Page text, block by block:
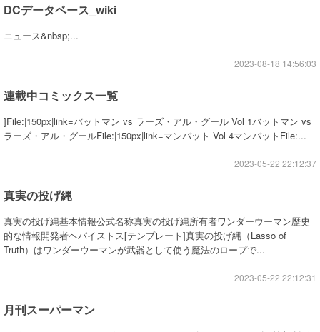
DCデータベース_wiki
ニュース&nbsp;...
2023-08-18 14:56:03
連載中コミックス一覧
]File:|150px|link=バットマン vs ラーズ・アル・グール Vol 1バットマン vs
ラーズ・アル・グールFile:|150px|link=マンバット Vol 4マンバットFile:...
2023-05-22 22:12:37
真実の投げ縄
真実の投げ縄基本情報公式名称真実の投げ縄所有者ワンダーウーマン歴史
的な情報開発者ヘパイストス[テンプレート]真実の投げ縄（Lasso of
Truth）はワンダーウーマンが武器として使う魔法のロープで...
2023-05-22 22:12:31
月刊スーパーマン